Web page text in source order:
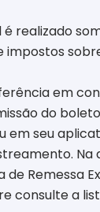
realizado
impostos
em
do
em seu
Remessa
consulte a